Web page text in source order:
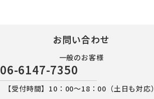
お問い合わせ
一般のお客様
06-6147-7350
【受付時間】10：00～18：00（土日も対応）